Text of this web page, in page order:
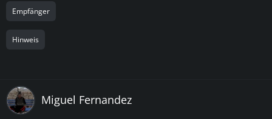
Empfänger
Hinweis
Miguel Fernandez